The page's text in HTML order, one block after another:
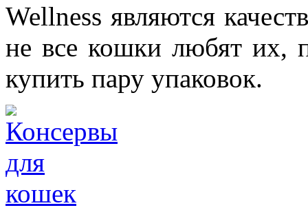
Wellness являются
не все кошки любят их,
купить пару упаковок.